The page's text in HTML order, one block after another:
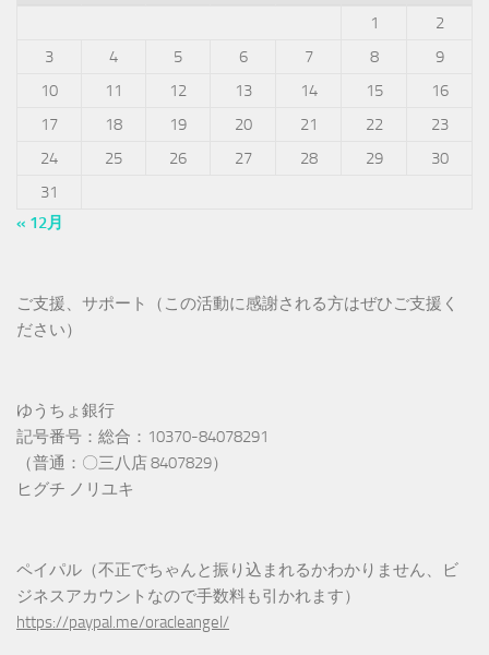
1
2
3
4 5 6 7 8
9
10
11 12 13 14 15
16
17
18 19 20 21 22
23
24
25 26 27 28 29
30
31
« 12月
ご支援、サポート（この活動に感謝される方はぜひご支援く
ださい）
ゆうちょ銀行
記号番号：総合：10370-84078291
（普通：〇三八店 8407829）
ヒグチ ノリユキ
ペイパル（不正でちゃんと振り込まれるかわかりません、ビ
ジネスアカウントなので手数料も引かれます）
https://paypal.me/oracleangel/